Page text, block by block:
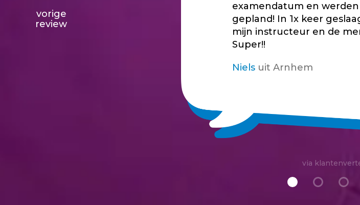
examendatum en
gepland! In 1x keer
mijn instructeur en de
Super!!
Niels uit Arnhem
vorige
review
via